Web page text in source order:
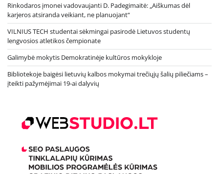
Rinkodaros įmonei vadovaujanti D. Padegimaitė: „Aiškumas dėl
karjeros atsiranda veikiant, ne planuojant“
VILNIUS TECH studentai sėkmingai pasirodė Lietuvos studentų
lengvosios atletikos čempionate
Galimybė mokytis Demokratinėje kultūros mokykloje
Bibliotekoje baigėsi lietuvių kalbos mokymai trečiųjų šalių piliečiams –
įteikti pažymėjimai 19-ai dalyvių